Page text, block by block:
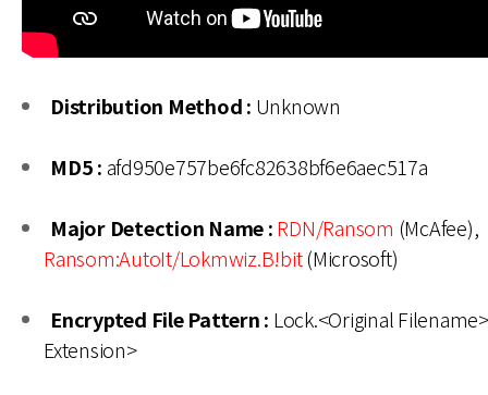
Distribution Method : Unknown
MD5 :afd950e757be6fc82638bf6e6aec517a
Major Detection Name :RDN/Ransom (McAfee),
Ransom:AutoIt/Lokmwiz.B!bit(Microsoft)
Encrypted File Pattern : Lock.<Original
Extension>